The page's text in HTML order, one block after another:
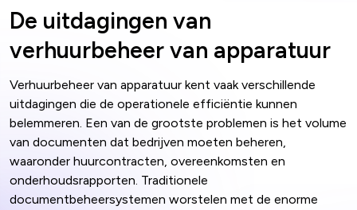
De uitdagingen van
verhuurbeheer van apparatuur
Verhuurbeheer van apparatuur kent vaak verschillende
uitdagingen die de operationele efficiëntie kunnen
belemmeren. Een van de grootste problemen is het volume
van documenten dat bedrijven moeten beheren,
waaronder huurcontracten, overeenkomsten en
onderhoudsrapporten. Traditionele
documentbeheersystemen worstelen met de enorme